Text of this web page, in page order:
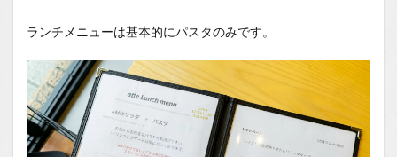
ランチメニューは基本的にパスタのみです。